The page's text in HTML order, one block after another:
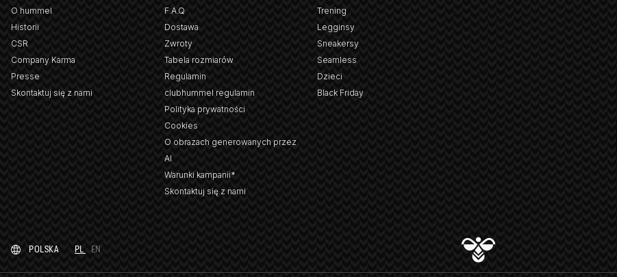
O hummel
Historii
CSR
Company Karma
Presse
Skontaktuj się z nami
F.A.Q
Dostawa
Zwroty
Tabela rozmiarów
Regulamin
clubhummel regulamin
Polityka prywatności
Cookies
O obrazach generowanych przez
AI
Warunki kampanii*
Skontaktuj się z nami
Trening
Legginsy
Sneakersy
Seamless
Dzieci
Black Friday
POLSKA PL EN